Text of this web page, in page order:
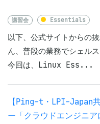
講習会 Essentials
以下、公式サイトから
ん、普段の業務でシェル
今回は、Linux Ess...
【Ping-t・LPI-Japan
ー「クラウドエンジニ